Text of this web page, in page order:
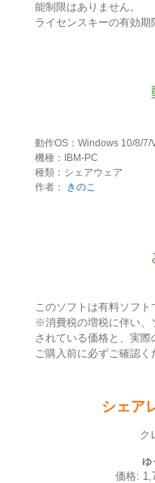
能制限はありません。
ライセンスキーの有効期
動作OS：Windows 10/8/7/
機種：IBM-PC
種類：シェアウェア
作者：
きのこ
このソフトは有料ソフト
※消費税の増税に伴い、
されている価格と、実際
ご購入前に必ずご確認く
シェア
ク
ゆ
価格: